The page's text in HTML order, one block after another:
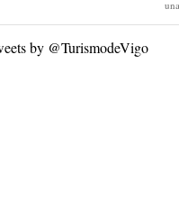
by @TurismodeVigo